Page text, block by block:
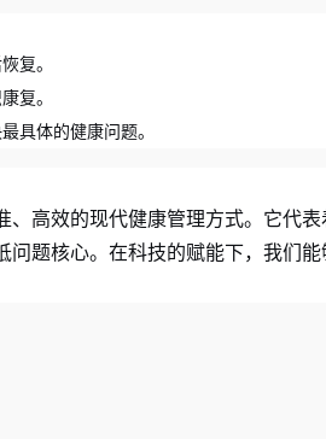
复。
复。
具体的健康问题。
高效的现代健康管理方式。它代
题核心。在科技的赋能下，我们